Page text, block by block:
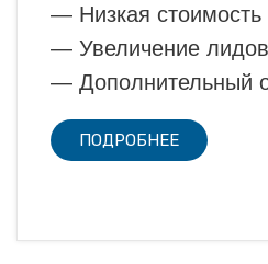
— Низкая стоимость
— Увеличение лидов
— Дополнительный
ПОДРОБНЕЕ